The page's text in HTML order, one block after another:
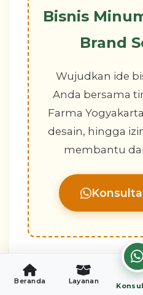
Bisnis
Brand
Wujudkan ide
Anda bersama
Farma
desain, hingga
membantu
cookies
Beranda Layanan